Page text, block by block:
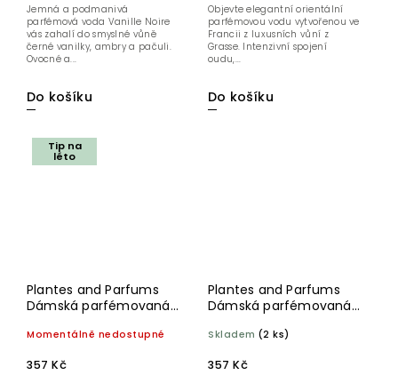
Do košíku
Jemná a podmanivá
parfémová voda Vanille Noire
vás zahalí do smyslné vůně
černé vanilky, ambry a pačuli.
Ovocné a...
Do košíku
Objevte elegantní orientální
parfémovou vodu vytvořenou ve
Francii z luxusních vůní z
Grasse. Intenzivní spojení
oudu,...
Tip na
léto
Plantes and Parfums
Dámská parfémovaná
N°31 30 ml
Momentálně nedostupné
357 Kč
Plantes and Parfums
Dámská parfémovaná
ml
Skladem (2 ks)
357 Kč